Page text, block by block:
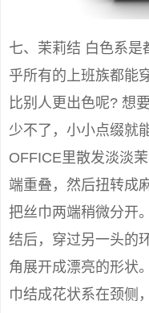
七、茉莉结 白色系是
乎所有的上班族都能
比别人更出色呢? 想
少不了，小小点缀就
OFFICE里散发淡淡
端重叠，然后扭转成
把丝巾两端稍微分开
结后，穿过另一头的
角展开成漂亮的形状
巾结成花状系在颈侧